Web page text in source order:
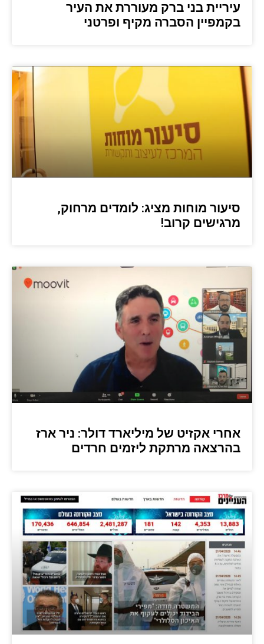
עיריית בני ברק מעוררת את העיר
בקמפיין הסברה מקיף ופרטני
סיעור מוחות מציג: לומדים מרחוק,
מרגישים קרוב!
אחרי אקזיט של מיליארד דולר: ניר ארז
בהרצאה מרתקת ליזמים חרדים